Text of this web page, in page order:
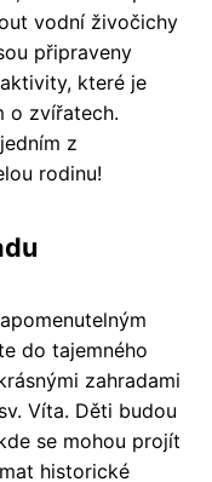
vodní živočichy
připraveny
které je
o zvířatech.
z
rodinu!
do tajemného
zahradami
Víta. Děti budou
se mohou projít
historické